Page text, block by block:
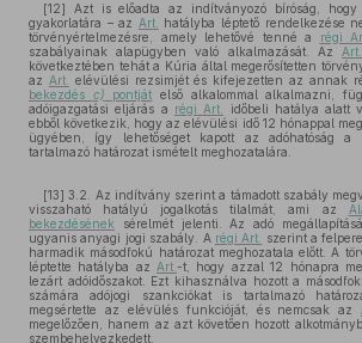
[12] Azt is előadta az indítványozó bíróság,
gyakorlatára – az Art.
hatályba léptető rendelkezése
törvényértelmezésre, amely lehetővé tenné a
régi
szabályainak alapügyben való alkalmazását. Az
következtében tehát a Kúria által megerősítetten
az Art. elévülési rezsimjét és kifejezetten az annak
bekezdés c) pontját első alkalommal alkalmazni,
adóigazgatási eljárás a régi Art.
időbeli hatálya alatt
ebből következik, hogy az elévülési idő 12 hónappal
ügyében, így lehetőséget kapott az adóhatóság a
tartalmazó határozat ismételt meghozatalára.
[13] 3.2. Az indítvány szerint a támadott szabály
visszaható hatályú jogalkotás tilalmát, ami az
bekezdésének sérelmét jelenti. Az adó
ugyanis anyagi jogi szabály. A régi Art.
szerint a
harmadik másodfokú határozat meghozatala előtt. A
léptette hatályba az Art.-t, hogy azzal 12 hónapra
lezárt adóidőszakot. Ezt kihasználva hozott a
számára adójogi szankciókat is tartalmazó
megsértette az elévülés funkcióját, és nemcsak az
megelőzően, hanem az azt követően hozott
szembehelyezkedett.